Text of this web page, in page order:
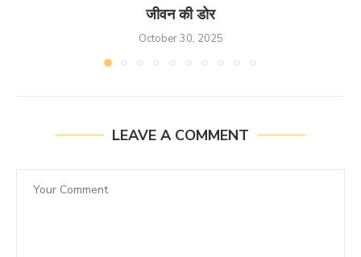
जीवन की डोर
October 30, 2025
LEAVE A COMMENT